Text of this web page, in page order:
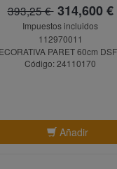
393,25 €314,600 €
Impuestos incluidos
112970011
PARET 60cm
Código: 24110170
Añadir